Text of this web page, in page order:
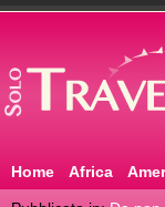
Home Africa